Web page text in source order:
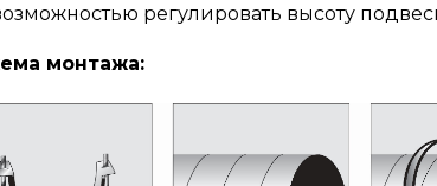
регулировать высоту
монтажа: